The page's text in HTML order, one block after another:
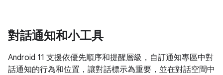
對話通知和小工具
Android 11 支援依優先順序和提醒層級，自訂通知專區中對
話通知的行為和位置，讓對話標示為重要，並在對話空間中